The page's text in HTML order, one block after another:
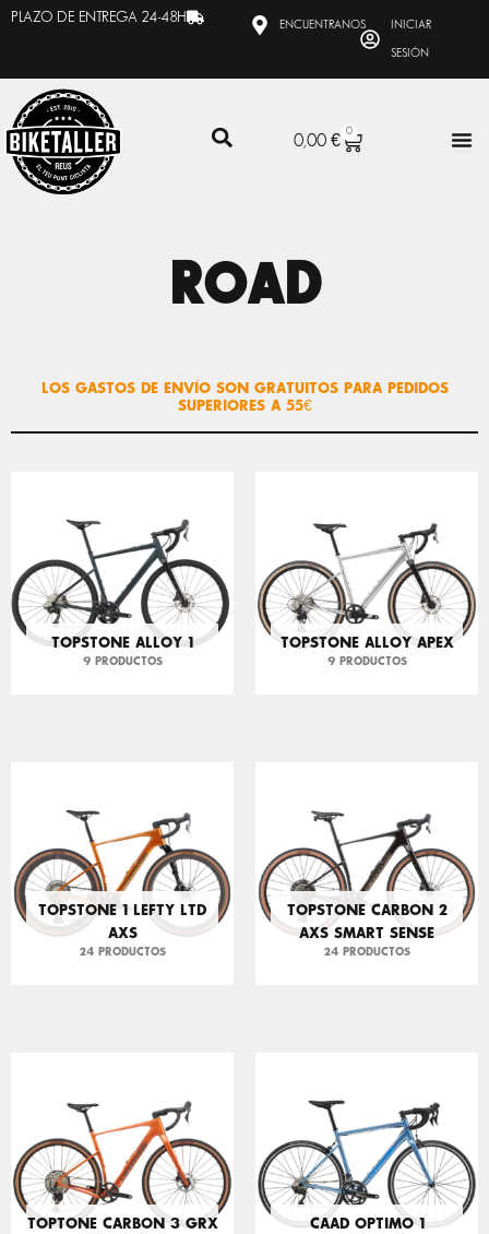
PLAZO DE ENTREGA 24-48H
ENCUENTRANOS INICIAR
SESIÓN
0,00€
0
CARRITO
ROAD
LOS GASTOS DE ENVÍO SON GRATUITOS PARA PEDIDOS
SUPERIORES A 55€
TOPSTONE ALLOY 1
9 PRODUCTOS
TOPSTONE ALLOY APEX
9 PRODUCTOS
TOPSTONE 1 LEFTY LTD
AXS
24 PRODUCTOS
TOPSTONE CARBON 2
AXS SMART SENSE
24 PRODUCTOS
TOPTONE CARBON 3 GRX CAAD OPTIMO 1